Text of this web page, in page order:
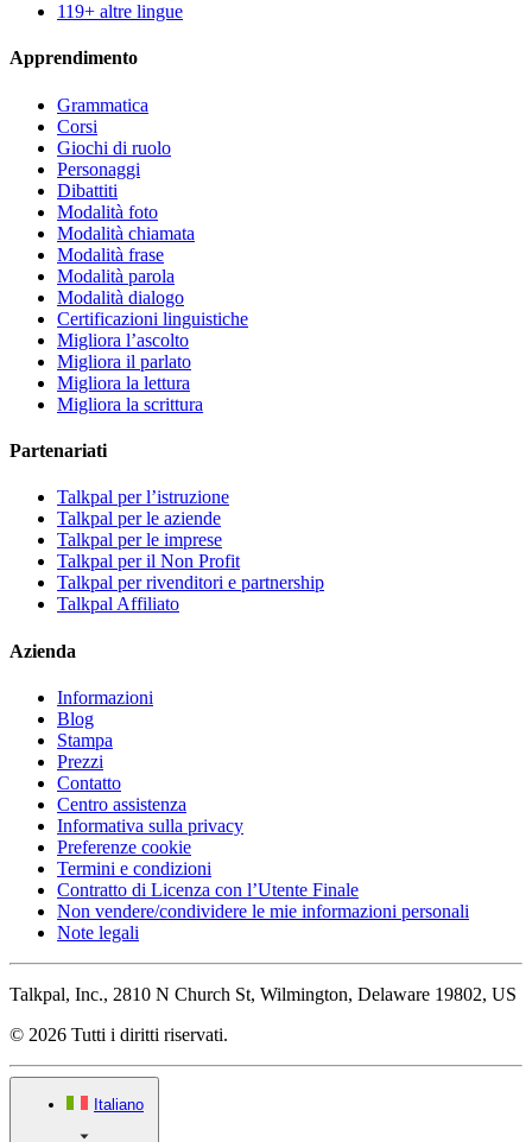
119+ altre lingue
Apprendimento
Grammatica
Corsi
Giochi di ruolo
Personaggi
Dibattiti
Modalità foto
Modalità chiamata
Modalità frase
Modalità parola
Modalità dialogo
Certificazioni linguistiche
Migliora l’ascolto
Migliora il parlato
Migliora la lettura
Migliora la scrittura
Partenariati
Talkpal per l’istruzione
Talkpal per le aziende
Talkpal per le imprese
Talkpal per il Non Profit
Talkpal per rivenditori e partnership
Talkpal Affiliato
Azienda
Informazioni
Blog
Stampa
Prezzi
Contatto
Centro assistenza
Informativa sulla privacy
Preferenze cookie
Termini e condizioni
Contratto di Licenza con l’Utente Finale
Non vendere/condividere le mie informazioni personali
Note legali
Talkpal, Inc., 2810 N Church St, Wilmington, Delaware 19802, US
© 2026 Tutti i diritti riservati.
Italiano